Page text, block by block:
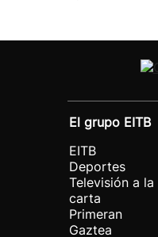
El grupo EITB
EITB
Deportes
Televisión a la
carta
Primeran
Gaztea